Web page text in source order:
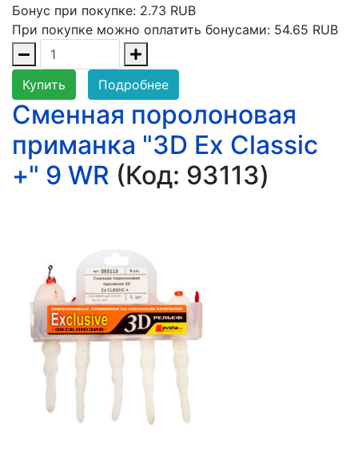
Бонус при покупке: 2.73 RUB
При покупке можно оплатить бонусами: 54.65 RUB
Купить Подробнее
Сменная поролоновая
приманка "3D Ex Classic
+" 9 WR (Код: 93113)